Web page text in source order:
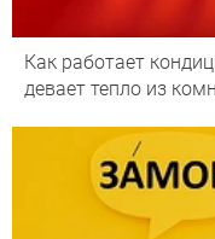
Как работает
девает тепло из